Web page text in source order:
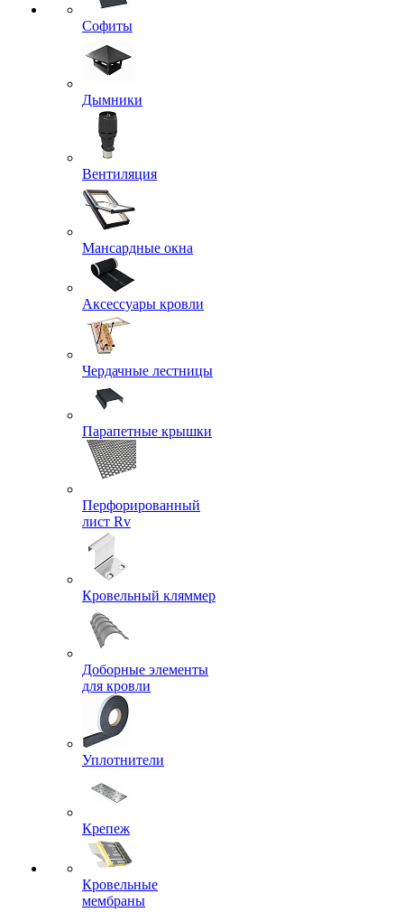
Софиты
Дымники
Вентиляция
Мансардные окна
Аксессуары кровли
Чердачные лестницы
Парапетные крышки
Перфорированный
лист Rv
Кровельный кляммер
Доборные элементы
для кровли
Уплотнители
Крепеж
Кровельные
мембраны